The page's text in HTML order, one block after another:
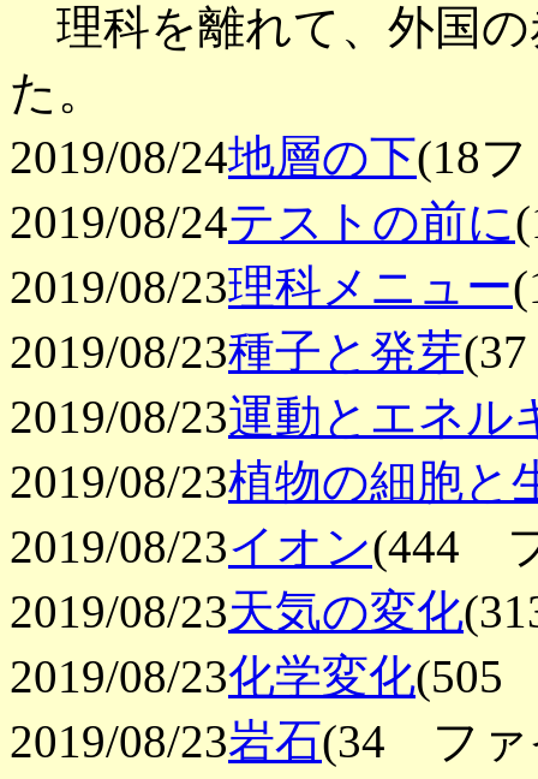
理科を離れて、外国
た。
2019/08/24地層の下(18
2019/08/24テストの前に
2019/08/23理科メニュー
2019/08/23種子と発芽
2019/08/23運動とエネル
2019/08/23植物の細胞と
2019/08/23イオン(444
2019/08/23天気の変化
2019/08/23化学変化(505
2019/08/23岩石(34 ファ